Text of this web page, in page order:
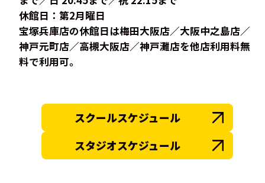
休館日：第2月曜日
宝塚兵庫店の休館日は梅田大阪店／大阪中之島店／
神戸元町店／高槻大阪店／神戸灘店を他店利用料無
料で利用可。
スクールスケジュール
スタジオスケジュール